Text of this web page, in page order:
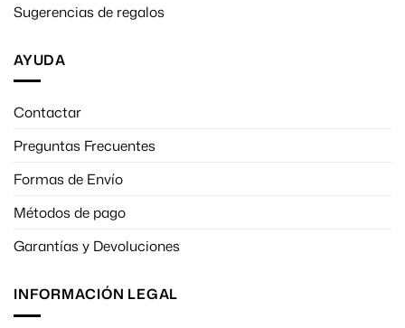
Sugerencias de regalos
AYUDA
Contactar
Preguntas Frecuentes
Formas de Envío
Métodos de pago
Garantías y Devoluciones
INFORMACIÓN LEGAL